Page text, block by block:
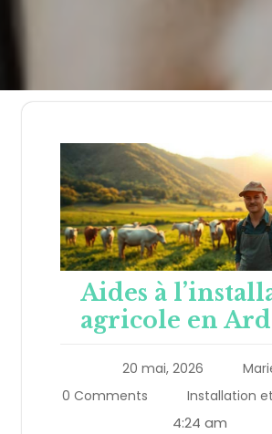
Aides à
agricole en
20 mai, 2026
0 Comments
Installation
4:24 am